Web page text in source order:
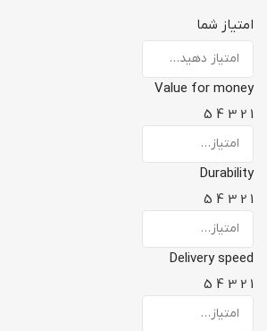
امتیاز شما
Value for money
1
2
3
4
5
Durability
1
2
3
4
5
Delivery speed
1
2
3
4
5